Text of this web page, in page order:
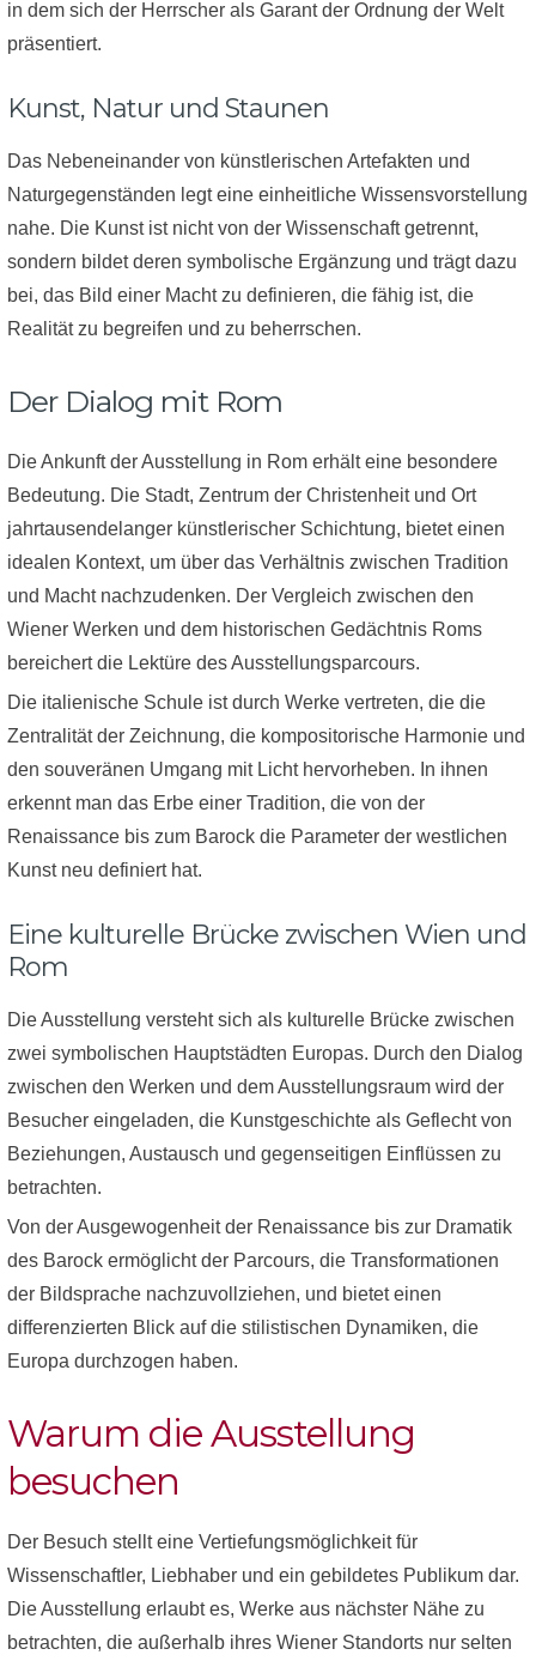
in dem sich der Herrscher als Garant der Ordnung der Welt
präsentiert.
Kunst, Natur und Staunen
Das Nebeneinander von künstlerischen Artefakten und
Naturgegenständen legt eine einheitliche Wissensvorstellung
nahe. Die Kunst ist nicht von der Wissenschaft getrennt,
sondern bildet deren symbolische Ergänzung und trägt dazu
bei, das Bild einer Macht zu definieren, die fähig ist, die
Realität zu begreifen und zu beherrschen.
Der Dialog mit Rom
Die Ankunft der Ausstellung in Rom erhält eine besondere
Bedeutung. Die Stadt, Zentrum der Christenheit und Ort
jahrtausendelanger künstlerischer Schichtung, bietet einen
idealen Kontext, um über das Verhältnis zwischen Tradition
und Macht nachzudenken. Der Vergleich zwischen den
Wiener Werken und dem historischen Gedächtnis Roms
bereichert die Lektüre des Ausstellungsparcours.
Die italienische Schule ist durch Werke vertreten, die die
Zentralität der Zeichnung, die kompositorische Harmonie und
den souveränen Umgang mit Licht hervorheben. In ihnen
erkennt man das Erbe einer Tradition, die von der
Renaissance bis zum Barock die Parameter der westlichen
Kunst neu definiert hat.
Eine kulturelle Brücke zwischen Wien und
Rom
Die Ausstellung versteht sich als kulturelle Brücke zwischen
zwei symbolischen Hauptstädten Europas. Durch den Dialog
zwischen den Werken und dem Ausstellungsraum wird der
Besucher eingeladen, die Kunstgeschichte als Geflecht von
Beziehungen, Austausch und gegenseitigen Einflüssen zu
betrachten.
Von der Ausgewogenheit der Renaissance bis zur Dramatik
des Barock ermöglicht der Parcours, die Transformationen
der Bildsprache nachzuvollziehen, und bietet einen
differenzierten Blick auf die stilistischen Dynamiken, die
Europa durchzogen haben.
Warum die Ausstellung
besuchen
Der Besuch stellt eine Vertiefungsmöglichkeit für
Wissenschaftler, Liebhaber und ein gebildetes Publikum dar.
Die Ausstellung erlaubt es, Werke aus nächster Nähe zu
betrachten, die außerhalb ihres Wiener Standorts nur selten